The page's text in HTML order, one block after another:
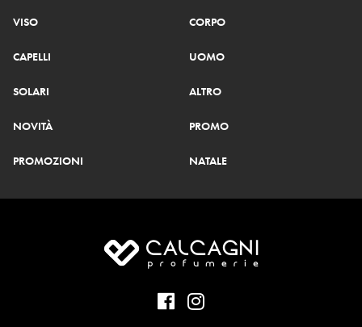
VISO CORPO
CAPELLI UOMO
SOLARI ALTRO
NOVITÀ PROMO
PROMOZIONI NATALE